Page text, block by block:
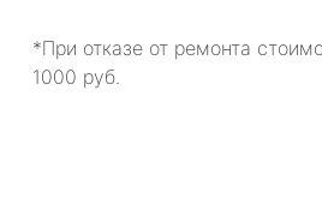
*При отказе от ремонта
1000 руб.